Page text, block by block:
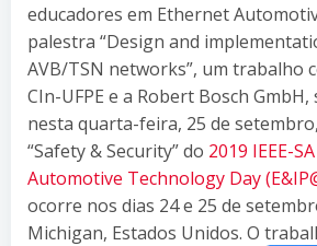
educadores em Ethernet
palestra “Design and
AVB/TSN networks”, um trabalho
CIn-UFPE e a Robert Bosch
nesta quarta-feira, 25 de
“Safety & Security” do 2019 IEEE-
Automotive Technology Day
ocorre nos dias 24 e 25 de
Michigan, Estados Unidos. O